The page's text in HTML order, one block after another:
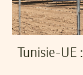
Tunisie-